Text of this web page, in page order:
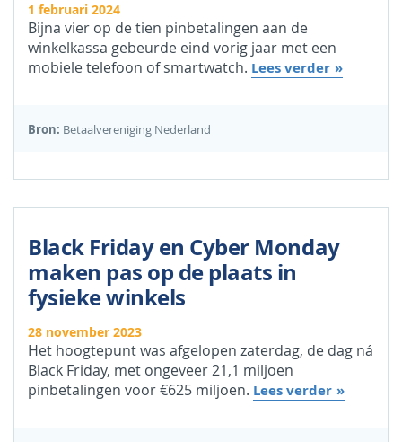
1 februari 2024
Bijna vier op de tien pinbetalingen aan de
winkelkassa gebeurde eind vorig jaar met een
mobiele telefoon of smartwatch. Lees verder
Bron: Betaalvereniging Nederland
Black Friday en Cyber Monday
maken pas op de plaats in
fysieke winkels
28 november 2023
Het hoogtepunt was afgelopen zaterdag, de dag ná
Black Friday, met ongeveer 21,1 miljoen
pinbetalingen voor €625 miljoen. Lees verder